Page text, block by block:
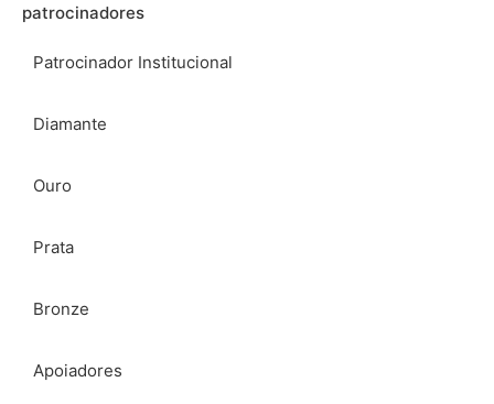
patrocinadores
Patrocinador Institucional
Diamante
Ouro
Prata
Bronze
Apoiadores